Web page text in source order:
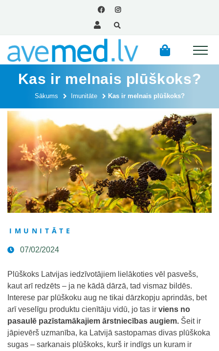
Kas ir melnais plūškoks?
Sākums Imunitāte Kas ir melnais plūškoks?
IMUNITĀTE
07/02/2024
Plūškoks Latvijas iedzīvotājiem lielākoties vēl pasvešs,
kaut arī redzēts – ja ne kādā dārzā, tad vismaz bildēs.
Interese par plūškoku aug ne tikai dārzkopju aprindās, bet
arī veselīgu produktu cienītāju vidū, jo tas ir viens no
pasaulē pazīstamākajiem ārstniecības augiem. Šeit ir
jāpievērš uzmanība, ka Latvijā sastopamas divas plūškoka
sugas – sarkanais plūškoks, kurš ir indīgs un kuram ir